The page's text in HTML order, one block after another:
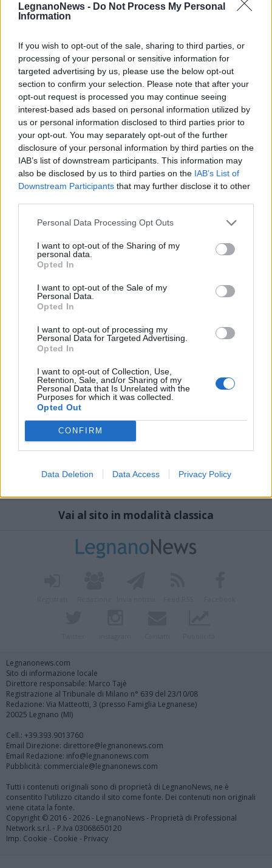
LegnanoNews - Do Not Process My Personal
Information
If you wish to opt-out of the sale, sharing to third parties, or
processing of your personal or sensitive information for
targeted advertising by us, please use the below opt-out
section to confirm your selection. Please note that after your
opt-out request is processed you may continue seeing
interest-based ads based on personal information utilized by
us or personal information disclosed to third parties prior to
your opt-out. You may separately opt-out of the further
disclosure of your personal information by third parties on the
IAB’s list of downstream participants. This information may
also be disclosed by us to third parties on the IAB’s List of
Downstream Participants that may further disclose it to other
Personal Data Processing Opt Outs
I want to opt-out of the Sharing of my
personal data.
Opted In
I want to opt-out of the Sale of my
Personal Data.
Opted In
I want to opt-out of processing my
Personal Data for Targeted Advertising.
Opted In
I want to opt-out of Collection, Use,
Retention, Sale, and/or Sharing of my
Personal Data that Is Unrelated with the
Purposes for which it was collected.
Opted Out
CONFIRM
Data Deletion Data Access Privacy Policy
Commenti
articolo.
commento esprime il pensiero dell'autore e non rappresenta la linea editoriale
di VareseNews.it, che rimane autonoma e indipendente. I messaggi inclusi nei
commenti non sono testi giornalistici, ma post inviati dai singoli lettori che
possono essere automaticamente pubblicati senza filtro preventivo. I commenti
Vai al sito in modalità classica
Legnanonews.com
Sito di informazione locale
Direttore responsabile: Marco Tajè
Registrazione al Tribunale di Milano n° 639 del 23/10/08
Redazione: Via Matteotti, 3 (presso Famiglia Legnanese)
20025 Legnano (MI)
Cell.: +39.393.9013760
Email Direzione: direttore@legnanonews.com
Email Redazione: info@legnanonews.com
Pubblicità: commerciale@legnanonews.com
Tutti i contenuti originali sono di proprietà di LegnanoNews, ne è
consentito l'utilizzo citando il sito come fonte. Dei contenuti non originali
viene citata la fonte.
Copyright © 2016 - 2026 - LegnanoNews - Proprietà di Professional
Network s.r.l. - P.Iva 03068650120
Imp. Cookie - Cookie - Privacy